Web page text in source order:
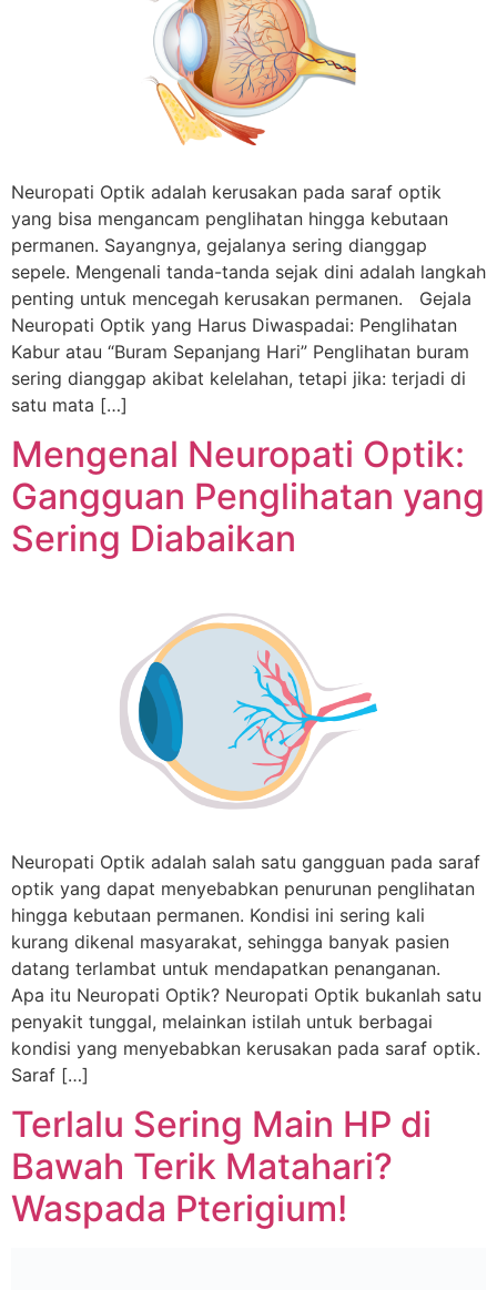
Neuropati Optik adalah kerusakan pada saraf optik
yang bisa mengancam penglihatan hingga kebutaan
permanen. Sayangnya, gejalanya sering dianggap
sepele. Mengenali tanda-tanda sejak dini adalah langkah
penting untuk mencegah kerusakan permanen. Gejala
Neuropati Optik yang Harus Diwaspadai: Penglihatan
Kabur atau “Buram Sepanjang Hari” Penglihatan buram
sering dianggap akibat kelelahan, tetapi jika: terjadi di
satu mata […]
Mengenal Neuropati Optik:
Gangguan Penglihatan yang
Sering Diabaikan
Neuropati Optik adalah salah satu gangguan pada saraf
optik yang dapat menyebabkan penurunan penglihatan
hingga kebutaan permanen. Kondisi ini sering kali
kurang dikenal masyarakat, sehingga banyak pasien
datang terlambat untuk mendapatkan penanganan.
Apa itu Neuropati Optik? Neuropati Optik bukanlah satu
penyakit tunggal, melainkan istilah untuk berbagai
kondisi yang menyebabkan kerusakan pada saraf optik.
Saraf […]
Terlalu Sering Main HP di
Bawah Terik Matahari?
Waspada Pterigium!